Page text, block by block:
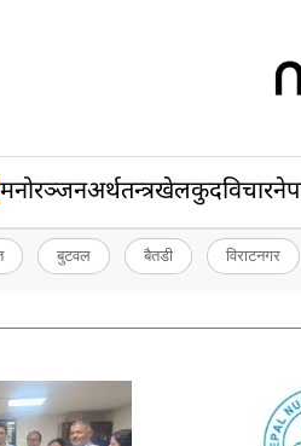
मनोरञ्जनअर्थतन्त्रखेलकुदविचार
बुटवल बैतडी विराटनगर